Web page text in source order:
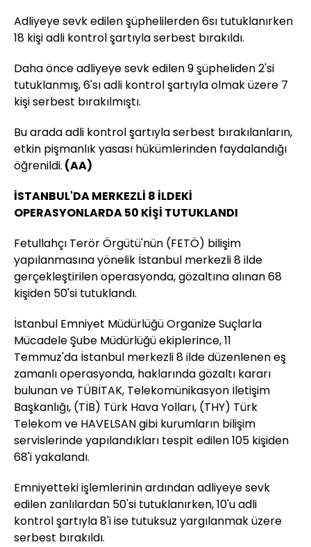
Adliyeye sevk edilen şüphelilerden 6sı tutuklanırken
18 kişi adli kontrol şartıyla serbest bırakıldı.
Daha önce adliyeye sevk edilen 9 şüpheliden 2'si
tutuklanmış, 6'sı adli kontrol şartıyla olmak üzere 7
kişi serbest bırakılmıştı.
Bu arada adli kontrol şartıyla serbest bırakılanların,
etkin pişmanlık yasası hükümlerinden faydalandığı
öğrenildi. (AA)
İSTANBUL'DA MERKEZLİ 8 İLDEKİ
OPERASYONLARDA 50 KİŞİ TUTUKLANDI
Fetullahçı Terör Örgütü'nün (FETÖ) bilişim
yapılanmasına yönelik İstanbul merkezli 8 ilde
gerçekleştirilen operasyonda, gözaltına alınan 68
kişiden 50'si tutuklandı.
İstanbul Emniyet Müdürlüğü Organize Suçlarla
Mücadele Şube Müdürlüğü ekiplerince, 11
Temmuz'da İstanbul merkezli 8 ilde düzenlenen eş
zamanlı operasyonda, haklarında gözaltı kararı
bulunan ve TÜBİTAK, Telekomünikasyon İletişim
Başkanlığı, (TİB) Türk Hava Yolları, (THY) Türk
Telekom ve HAVELSAN gibi kurumların bilişim
servislerinde yapılandıkları tespit edilen 105 kişiden
68'i yakalandı.
Emniyetteki işlemlerinin ardından adliyeye sevk
edilen zanlılardan 50'si tutuklanırken, 10'u adli
kontrol şartıyla 8'i ise tutuksuz yargılanmak üzere
serbest bırakıldı.